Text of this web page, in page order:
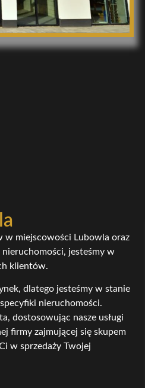
w miejscowości Lubowla oraz
jesteśmy w
klientów.
dlatego jesteśmy w stanie
nieruchomości.
dostosowując nasze usługi
firmy zajmującej się skupem
w sprzedaży Twojej